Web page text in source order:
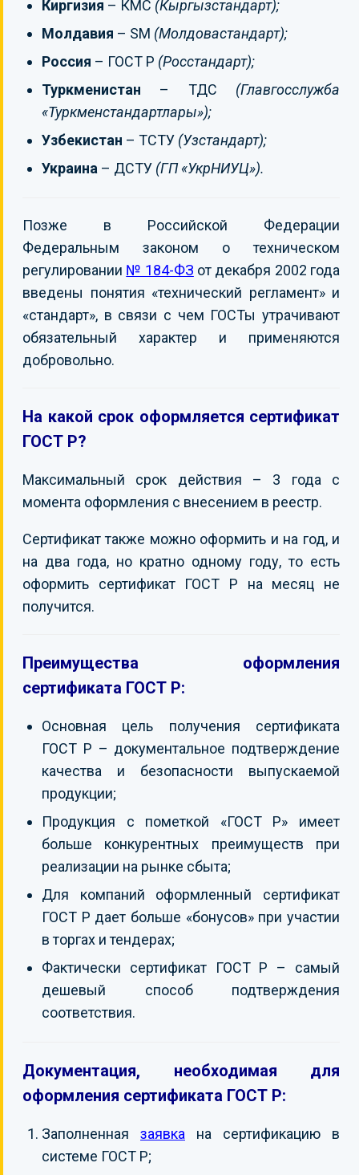
Киргизия – КМС (Кыргызстандарт);
Молдавия – SM (Молдовастандарт);
Россия – ГОСТ Р (Росстандарт);
Туркменистан – ТДС (Главгосслужба
«Туркменстандартлары»);
Узбекистан – ТСТУ (Узстандарт);
Украина – ДСТУ (ГП «УкрНИУЦ»).
Позже в Российской Федерации
Федеральным законом о техническом
регулировании № 184-ФЗ от декабря 2002 года
введены понятия «технический регламент» и
«стандарт», в связи с чем ГОСТы утрачивают
обязательный характер и применяются
добровольно.
На какой срок оформляется сертификат
ГОСТ Р?
Максимальный срок действия – 3 года с
момента оформления с внесением в реестр.
Сертификат также можно оформить и на год, и
на два года, но кратно одному году, то есть
оформить сертификат ГОСТ Р на месяц не
получится.
Преимущества оформления
сертификата ГОСТ Р:
Основная цель получения сертификата
ГОСТ Р – документальное подтверждение
качества и безопасности выпускаемой
продукции;
Продукция с пометкой «ГОСТ Р» имеет
больше конкурентных преимуществ при
реализации на рынке сбыта;
Для компаний оформленный сертификат
ГОСТ Р дает больше «бонусов» при участии
в торгах и тендерах;
Фактически сертификат ГОСТ Р – самый
дешевый способ подтверждения
соответствия.
Документация, необходимая для
оформления сертификата ГОСТ Р:
Заполненная заявка на сертификацию в
системе ГОСТ Р;